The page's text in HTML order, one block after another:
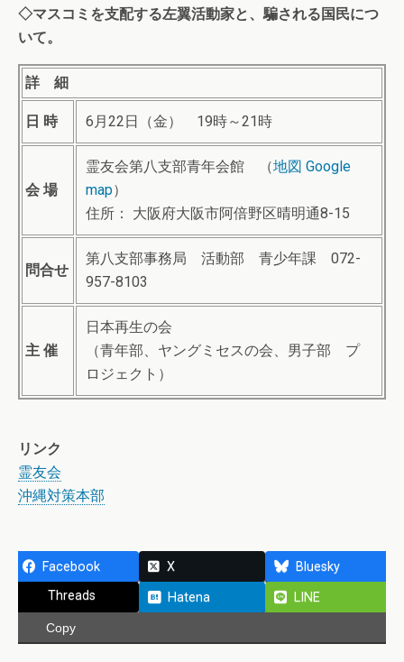
◇マスコミを支配する左翼活動家と、騙される国民につ
いて。
詳 細
日 時 6月22日（金） 19時～21時
会 場
霊友会第八支部青年会館 （地図 Google
map）
住所： 大阪府大阪市阿倍野区晴明通8-15
問合せ
第八支部事務局 活動部 青少年課 072-
957-8103
主 催
日本再生の会
（青年部、ヤングミセスの会、男子部 プ
ロジェクト）
リンク
霊友会
沖縄対策本部
Facebook X
Bluesky
Threads
Hatena LINE
Copy